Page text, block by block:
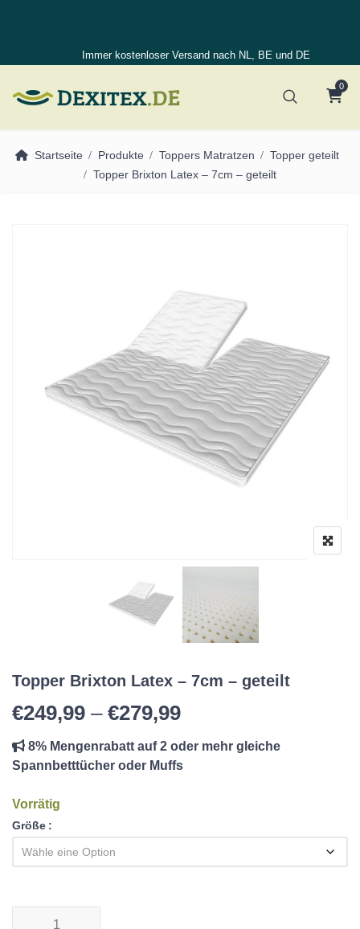
Immer kostenloser Versand nach NL, BE und DE
0
Startseite Produkte Toppers Matratzen
Topper geteilt
Topper Brixton Latex – 7cm – geteilt
Topper Brixton Latex – 7cm – geteilt
€249,99 – €279,99Preisspanne:
8% Mengenrabatt auf 2 oder mehr gleiche
Spannbetttücher oder Muffs
Vorrätig
Größe